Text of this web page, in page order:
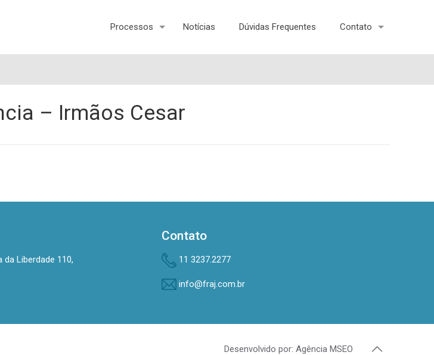
Processos Notícias Dúvidas Frequentes Contato
– Irmãos Cesar
da Liberdade 110,
Contato
11 3237.2277
info@fraj.com.br
Desenvolvido por: Agência MSEO